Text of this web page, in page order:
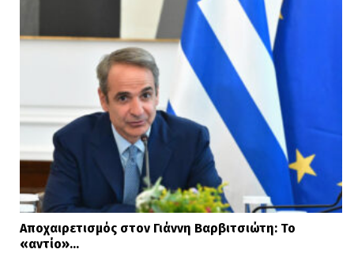
Αποχαιρετισμός στον Γιάννη Βαρβιτσιώτη: Το
«αντίο»…